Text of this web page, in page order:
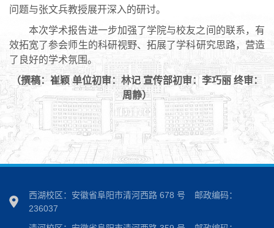
问题与张文兵教授展开深入的研讨。
本次学术报告进一步加强了学院与校友之间的联系，有
效拓宽了参会师生的科研视野、拓展了学科研究思路，营造
了良好的学术氛围。
（撰稿：崔颖 单位初审：林记 宣传部初审：李巧丽 终审：
周静）
西湖校区：安徽省阜阳市清河西路 678 号
邮政编码：
236037